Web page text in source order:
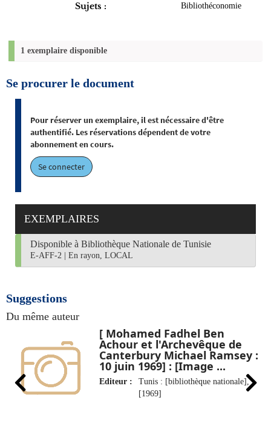
Sujets : Bibliothéconomie
1 exemplaire disponible
Se procurer le document
Pour réserver un exemplaire, il est nécessaire d'être
authentifié. Les réservations dépendent de votre
abonnement en cours.
Se connecter
EXEMPLAIRES
Disponible à Bibliothèque Nationale de Tunisie
E-AFF-2 En rayon, LOCAL
Suggestions
Du même auteur
[ Mohamed Fadhel Ben
Achour et l'Archevêque de
Canterbury Michael Ramsey :
10 juin 1969] : [Image ...
Editeur :
Tunis : [bibliothèque nationale],
[1969]